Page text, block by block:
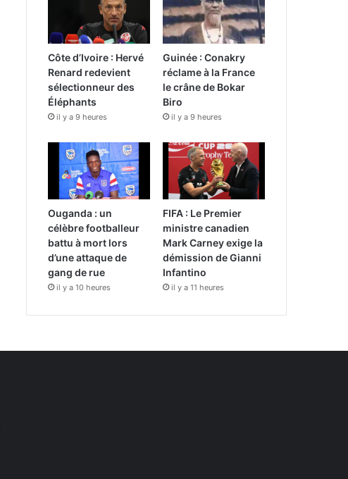
Côte d’Ivoire : Hervé
Renard redevient
sélectionneur des
Éléphants
il y a 9 heures
Guinée : Conakry
réclame à la France
le crâne de Bokar
Biro
il y a 9 heures
Ouganda : un
célèbre footballeur
battu à mort lors
d’une attaque de
gang de rue
il y a 10 heures
FIFA : Le Premier
ministre canadien
Mark Carney exige la
démission de Gianni
Infantino
il y a 11 heures